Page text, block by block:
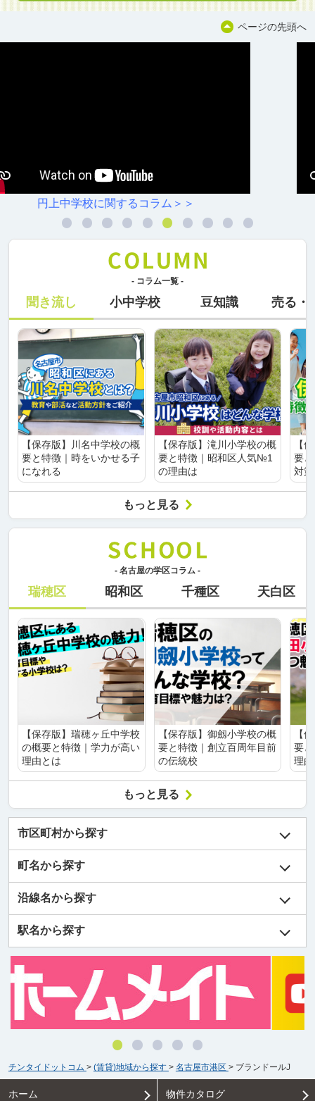
ページの先頭へ
白金小学校に関するコラム＞＞
- コラム一覧 -
聞き流し 小中学校 豆知識 売る・
【保存版】川名中学校の概
要と特徴｜時をいかせる子
になれる
【保存版】滝川小学校の概
要と特徴｜昭和区人気№1
の理由は
【
要
対
もっと見る
- 名古屋の学区コラム -
瑞穂区 昭和区 千種区 天白区
【保存版】瑞穂ヶ丘中学校
の概要と特徴｜学力が高い
理由とは
【保存版】御劔小学校の概
要と特徴｜創立百周年目前
の伝統校
【
要
理
もっと見る
市区町村から探す
町名から探す
沿線名から探す
駅名から探す
チンタイドットコム > (賃貸)地域から探す > 名古屋市港区 > ブランドールJ
ホーム 物件カタログ